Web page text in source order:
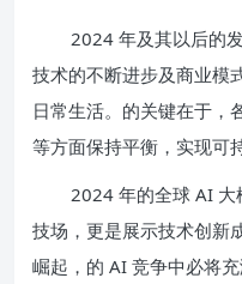
2024 年及其以后的
技术的不断进步及商业模
日常生活。的关键在于，
等方面保持平衡，实现可
2024 年的全球 AI
技场，更是展示技术创新
崛起，的 AI 竞争中必将充